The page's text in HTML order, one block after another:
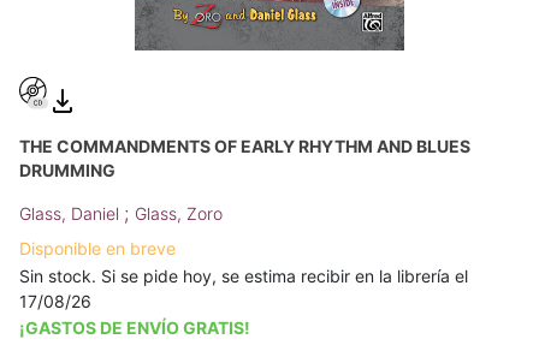
THE COMMANDMENTS OF EARLY RHYTHM AND BLUES
DRUMMING
Glass, Daniel ; Glass, Zoro
Disponible en breve
Sin stock. Si se pide hoy, se estima recibir en la librería el
17/08/26
¡GASTOS DE ENVÍO GRATIS!